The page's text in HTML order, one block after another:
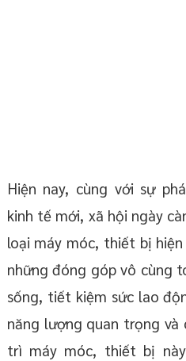
Hiện nay, cùng với sự
kinh tế mới, xã hội ngày
loại máy móc, thiết bị
những đóng góp vô cùng
sống, tiết kiệm sức lao
năng lượng quan trọng
trì máy móc, thiết bị